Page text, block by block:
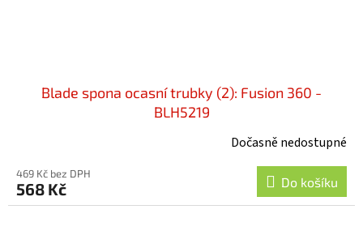
Blade spona ocasní trubky (2): Fusion 360 -
BLH5219
Dočasně nedostupné
469 Kč bez DPH
568 Kč Do košíku